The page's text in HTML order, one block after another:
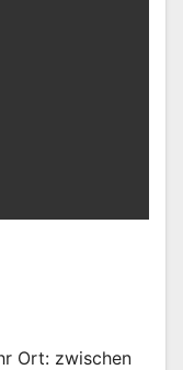
Ort: zwischen